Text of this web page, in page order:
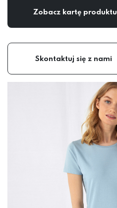
Zobacz kartę produktu
Skontaktuj się z nami